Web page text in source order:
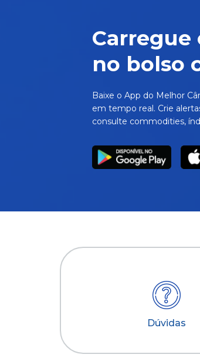
Carregue
no bolso
Baixe o App do Melhor
em tempo real. Crie
consulte commodities,
Dúvidas